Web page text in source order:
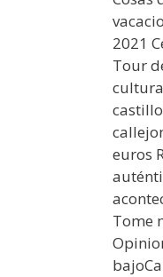
2021
Tour
euros
Tome